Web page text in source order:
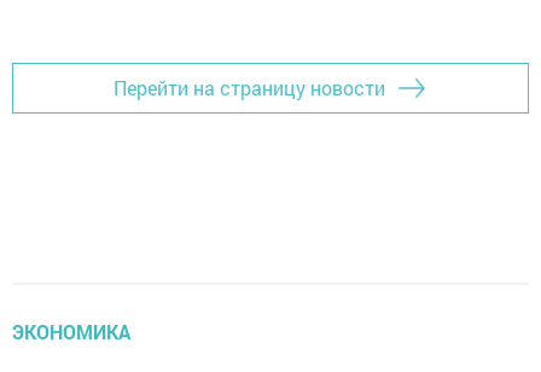
Перейти на страницу новости
ЭКОНОМИКА